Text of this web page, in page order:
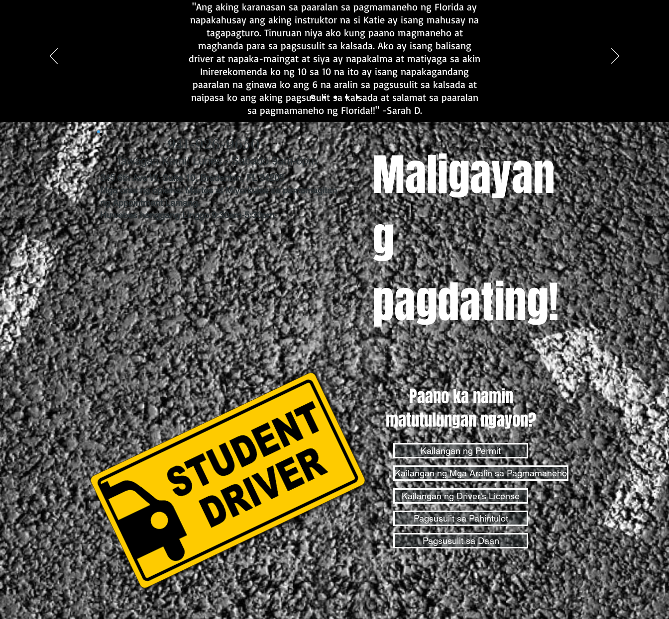
"Ang aking karanasan sa paaralan sa pagmamaneho ng Florida ay
napakahusay ang aking instruktor na si Katie ay isang mahusay na
tagapagturo. Tinuruan niya ako kung paano magmaneho at
maghanda para sa pagsusulit sa kalsada. Ako ay isang balisang
driver at napaka-maingat at siya ay napakalma at matiyaga sa akin
Inirerekomenda ko ng 10 sa 10 na ito ay isang napakagandang
paaralan na ginawa ko ang 6 na aralin sa pagsusulit sa kalsada at
naipasa ko ang aking pagsusulit sa kalsada at salamat sa paaralan
sa pagmamaneho ng Florida!!" -Sarah D.
941-926-9650
Tawagan Kami! Lunes - Sabado 9am-6pm
345 6th Ave W, Suite 10, Bradenton, FL 34205
Mga oras ng opisina: Martes at Miyerkules sa pamamagitan
ng Appointment Lamang.
Huwebes hanggang Linggo 9:30am-5:30pm.
Maligayan
g
pagdating!
Paano ka namin
matutulungan ngayon?
Kailangan ng Permit
Kailangan ng Mga Aralin sa Pagmamaneho
Kailangan ng Driver's License
Pagsusulit sa Pahintulot
Pagsusulit sa Daan